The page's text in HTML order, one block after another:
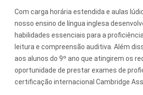
Com carga horária estendida e aulas
nosso ensino de língua inglesa
habilidades essenciais para a
leitura e compreensão auditiva. Além
aos alunos do 9º ano que atingirem os
oportunidade de prestar exames de
certificação internacional Cambridge